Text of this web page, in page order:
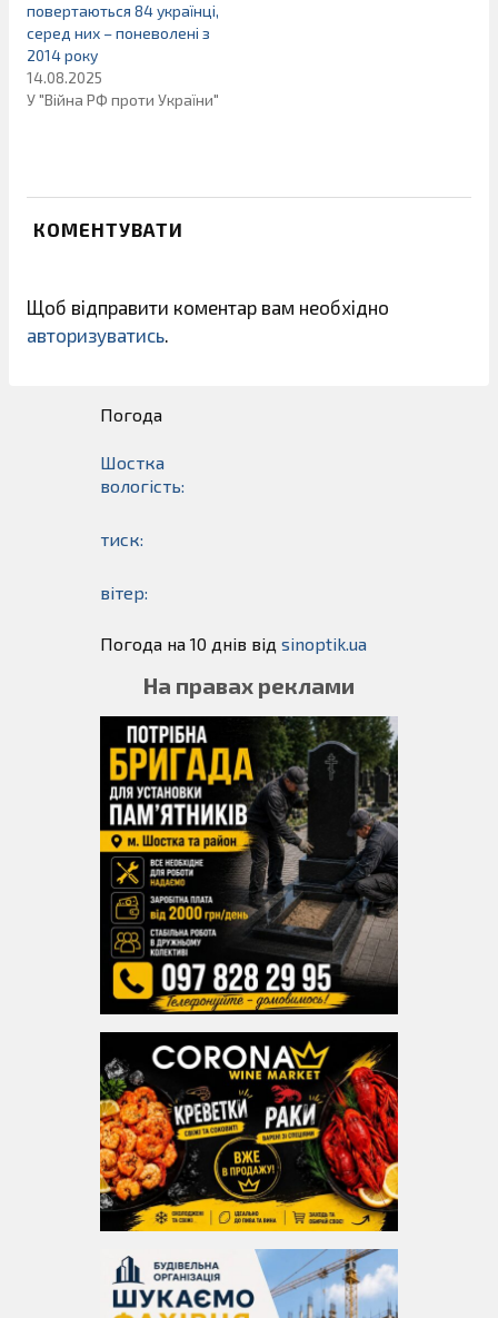
повертаються 84 українці,
серед них – поневолені з
2014 року
14.08.2025
У "Війна РФ проти України"
КОМЕНТУВАТИ
Щоб відправити коментар вам необхідно
авторизуватись.
Погода
Шостка
вологість:
тиск:
вітер:
Погода на 10 днів від sinoptik.ua
На правах реклами